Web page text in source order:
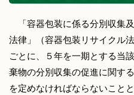
「容器包装に係る分別収集
法律」（容器包装リサイクル
ごとに、５年を一期とする当
棄物の分別収集の促進に関す
を定めなければならないこと